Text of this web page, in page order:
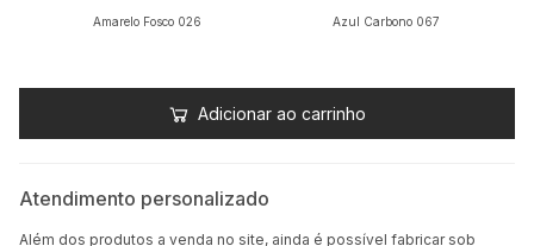
Amarelo Fosco 026 Azul Carbono 067
Adicionar ao carrinho
Atendimento personalizado
Além dos produtos a venda no site, ainda é possível fabricar sob